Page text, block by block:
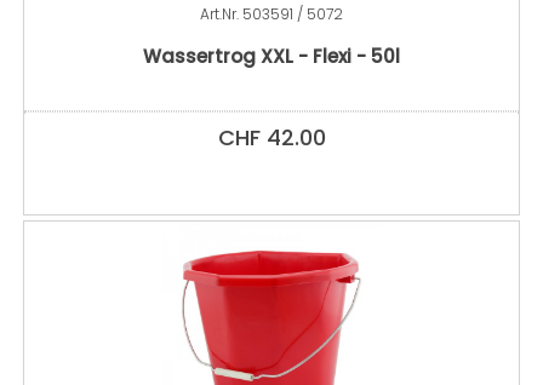
Art.Nr. 503591 / 5072
Wassertrog XXL - Flexi - 50l
CHF 42.00